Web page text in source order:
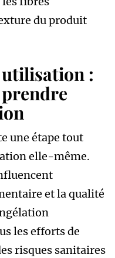
du produit
:
une étape tout
elle-même.
et la qualité
les efforts de
risques sanitaires